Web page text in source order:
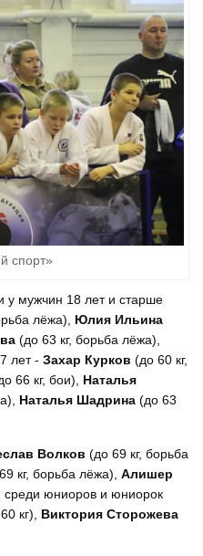
спорт»
у мужчин 18 лет и старше
лёжа), Юлия Ильина
(до 63 кг, борьба лёжа),
лет - Захар Курков (до 60 кг,
66 кг, бои), Наталья
Наталья Шадрина (до 63
Волков (до 69 кг, борьба
кг, борьба лёжа), Алишер
среди юниоров и юниорок
кг), Виктория Сторожева